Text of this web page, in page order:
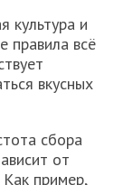
культура и
правила всё
вкусных
сбора
от
Как пример,